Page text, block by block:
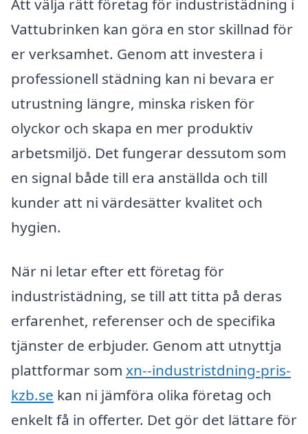
Att välja rätt företag för industristädning i
Vattubrinken kan göra en stor skillnad för
er verksamhet. Genom att investera i
professionell städning kan ni bevara er
utrustning längre, minska risken för
olyckor och skapa en mer produktiv
arbetsmiljö. Det fungerar dessutom som
en signal både till era anställda och till
kunder att ni värdesätter kvalitet och
hygien.
När ni letar efter ett företag för
industristädning, se till att titta på deras
erfarenhet, referenser och de specifika
tjänster de erbjuder. Genom att utnyttja
plattformar som xn--industristdning-pris-
kzb.se kan ni jämföra olika företag och
enkelt få in offerter. Det gör det lättare för